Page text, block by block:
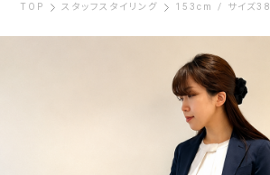
TOP スタッフスタイリング 153cm / サイズ38